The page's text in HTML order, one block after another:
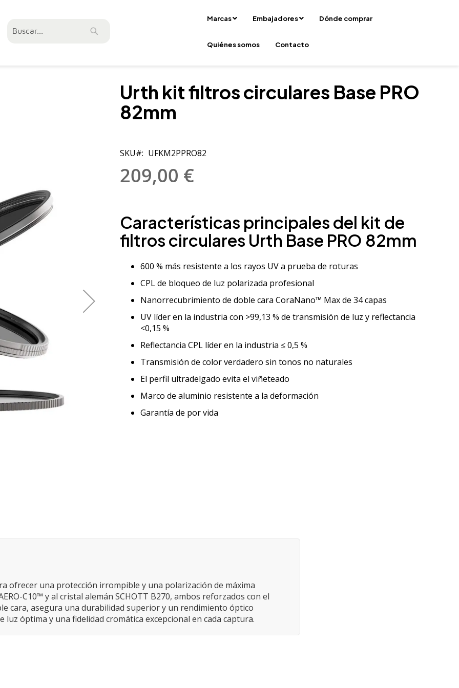
Marcas Embajadores Dónde comprar
Quiénes somos Contacto
Urth kit filtros circulares Base PRO
82mm
SKU UFKM2PPRO82
209,00 €
Características principales del kit de
filtros circulares Urth Base PRO 82mm
600 % más resistente a los rayos UV a prueba de roturas
CPL de bloqueo de luz polarizada profesional
Nanorrecubrimiento de doble cara CoraNano™ Max de 34 capas
UV líder en la industria con >99,13 % de transmisión de luz y reflectancia
<0,15 %
Reflectancia CPL líder en la industria ≤ 0,5 %
Transmisión de color verdadero sin tonos no naturales
El perfil ultradelgado evita el viñeteado
Marco de aluminio resistente a la deformación
Garantía de por vida
ofrecer una protección irrompible y una polarización de máxima
C10™ y al cristal alemán SCHOTT B270, ambos reforzados con el
cara, asegura una durabilidad superior y un rendimiento óptico
óptima y una fidelidad cromática excepcional en cada captura.